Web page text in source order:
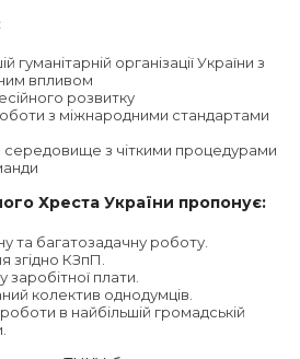
гуманітарній організації України з
впливом
розвитку
з міжнародними стандартами
середовище з чіткими процедурами
Хреста України пропонує:
та багатозадачну роботу.
згідно КЗпП.
плати.
колектив однодумців.
в найбільшій громадській